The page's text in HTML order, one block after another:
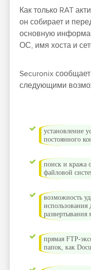
Как только RAT
он собирает и
основную
ОС, имя хоста и
Securonix
следующими
установление
постоянного
поиск и кража
файловой
возможность
использования
развертывания
прямая FTP-
папок, как